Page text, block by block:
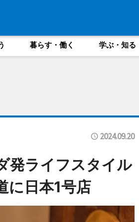
暮らす・働く 学ぶ・知る
2024.09.20
発ライフスタイル
に日本1号店